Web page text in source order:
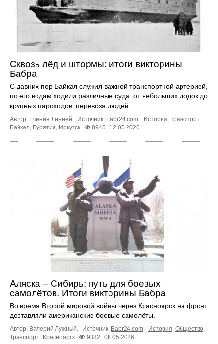
Сквозь лёд и штормы: итоги викторины
Бабра
С давних пор Байкал служил важной транспортной артерией,
по его водам ходили различные суда: от небольших лодок до
крупных пароходов, перевозя людей ...
Автор: Есения Линней. Источник: Babr24.com. История, Транспорт
Байкал, Бурятия, Иркутск 8945 12.05.2026
Аляска – Сибирь: путь для боевых
самолётов. Итоги викторины Бабра
Во время Второй мировой войны через Красноярск на фронт
доставляли американские боевые самолёты.
Автор: Валерий Лужный. Источник: Babr24.com История Общество
Транспорт
Красноярск 9332 08.05.2026